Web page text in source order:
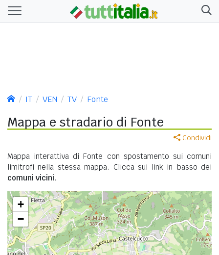
IT VEN TV Fonte
Mappa e stradario di Fonte
Condividi
Mappa interattiva di Fonte con spostamento sui comuni
limitrofi nella stessa mappa. Clicca sui link in basso dei
comuni vicini.
+
−